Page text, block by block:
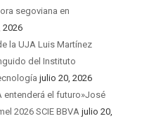
segoviana en
2026
la UJA Luis Martínez
del Instituto
julio 20, 2026
entenderá el futuro»José
2026 SCIE BBVA julio 20,